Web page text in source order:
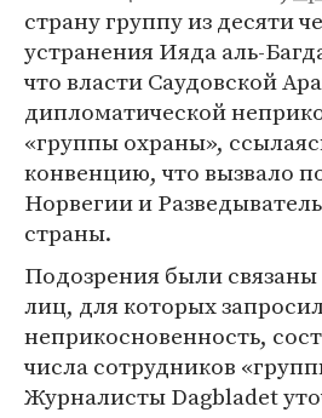
страну группу из десяти
устранения Ияда аль-
что власти Саудовской
дипломатической
«группы охраны»,
конвенцию, что вызвало
Норвегии и
страны.
Подозрения были связаны
лиц, для которых
неприкосновенность,
числа сотрудников
Журналисты Dagbladet